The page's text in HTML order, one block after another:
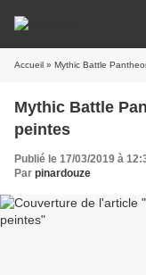
Accueil » Mythic Battle
Mythic Battle
peintes
Publié le 17/03/2019 à
Par pinardouze